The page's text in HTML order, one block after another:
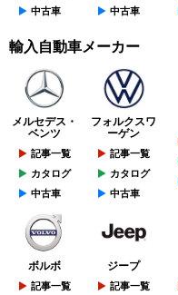
中古車
中古車
輸入自動車メーカー
メルセデス・
ベンツ
記事一覧
カタログ
中古車
フォルクスワ
ーゲン
記事一覧
カタログ
中古車
ボルボ
記事一覧
ジープ
記事一覧